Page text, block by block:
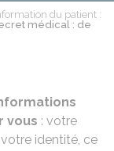
du patient :
médical : de
vous : votre
identité, ce